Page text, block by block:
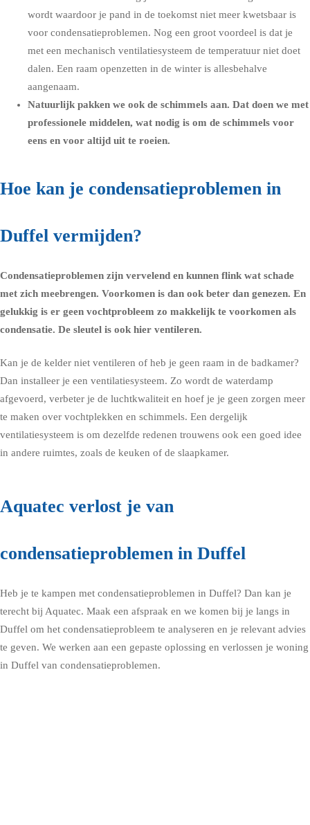
wordt waardoor je pand in de toekomst niet meer kwetsbaar is
voor condensatieproblemen. Nog een groot voordeel is dat je
met een mechanisch ventilatiesysteem de temperatuur niet doet
dalen. Een raam openzetten in de winter is allesbehalve
aangenaam.
Natuurlijk pakken we ook de schimmels aan. Dat doen we met
professionele middelen, wat nodig is om de schimmels voor
eens en voor altijd uit te roeien.
Hoe kan je condensatieproblemen in
Duffel vermijden?
Condensatieproblemen zijn vervelend en kunnen flink wat schade
met zich meebrengen. Voorkomen is dan ook beter dan genezen. En
gelukkig is er geen vochtprobleem zo makkelijk te voorkomen als
condensatie. De sleutel is ook hier ventileren.
Kan je de kelder niet ventileren of heb je geen raam in de badkamer?
Dan installeer je een ventilatiesysteem. Zo wordt de waterdamp
afgevoerd, verbeter je de luchtkwaliteit en hoef je je geen zorgen meer
te maken over vochtplekken en schimmels. Een dergelijk
ventilatiesysteem is om dezelfde redenen trouwens ook een goed idee
in andere ruimtes, zoals de keuken of de slaapkamer.
Aquatec verlost je van
condensatieproblemen in Duffel
Heb je te kampen met condensatieproblemen in Duffel? Dan kan je
terecht bij Aquatec. Maak een afspraak en we komen bij je langs in
Duffel om het condensatieprobleem te analyseren en je relevant advies
te geven. We werken aan een gepaste oplossing en verlossen je woning
in Duffel van condensatieproblemen.